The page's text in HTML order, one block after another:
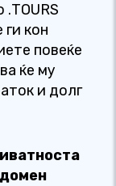
.TOURS
кон
повеќе
ќе му
и долг